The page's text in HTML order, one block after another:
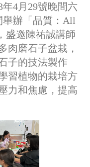
4月29號晚間六
辦「品質： All
盛邀陳祐誠講師
肉磨石子盆栽，
子的技法製作
習植物的栽培方
力和焦慮，提高